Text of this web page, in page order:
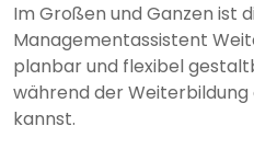
Im Großen und Ganzen ist
Managementassistent
planbar und flexibel
während der
kannst.